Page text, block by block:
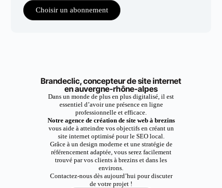
Choisir un abonnement
Brandeclic, concepteur de site internet
en auvergne-rhône-alpes
Dans un monde de plus en plus digitalisé, il est
essentiel d’avoir une présence en ligne
professionnelle et efficace.
Notre agence de création de site web à brezins
vous aide à atteindre vos objectifs en créant un
site internet optimisé pour le SEO local.
Grâce à un design moderne et une stratégie de
référencement adaptée, vous serez facilement
trouvé par vos clients à brezins et dans les
environs.
Contactez-nous dès aujourd’hui pour discuter
de votre projet !